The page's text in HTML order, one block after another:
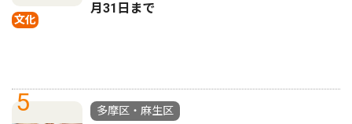
文化
月31日まで
5
多摩区・麻生区